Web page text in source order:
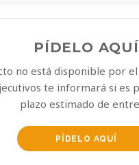
PÍDELO AQUÍ
no está disponible por
te informará si es
plazo estimado de
PÍDELO AQUÍ